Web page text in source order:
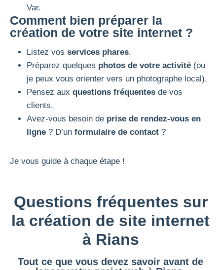
Var.
Comment bien préparer la
création de votre site internet ?
Listez vos services phares.
Préparez quelques photos de votre activité (ou
je peux vous orienter vers un photographe local).
Pensez aux questions fréquentes de vos
clients.
Avez-vous besoin de prise de rendez-vous en
ligne ? D’un formulaire de contact ?
Je vous guide à chaque étape !
Questions fréquentes sur
la création de site internet
à Rians
Tout ce que vous devez savoir avant de